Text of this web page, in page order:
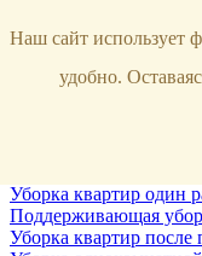
Уборка
Уборка снега
Уборка квартир один
Поддерживающая
Уборка квартир после
Наш сайт использует
удобно.